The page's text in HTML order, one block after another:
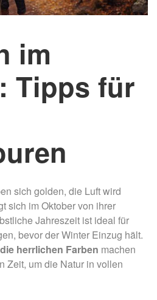
im
Tipps für
sich golden, die Luft wird
sich im Oktober von ihrer
Jahreszeit ist ideal für
bevor der Winter Einzug hält.
herrlichen Farben machen
Zeit, um die Natur in vollen